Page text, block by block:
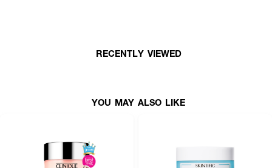
RECENTLY VIEWED
YOU MAY ALSO LIKE